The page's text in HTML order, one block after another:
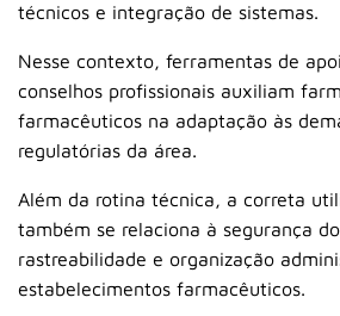
técnicos e integração de sistemas.
Nesse contexto, ferramentas de
conselhos profissionais auxiliam
farmacêuticos na adaptação às
regulatórias da área.
Além da rotina técnica, a correta
também se relaciona à segurança
rastreabilidade e organização
estabelecimentos farmacêuticos.